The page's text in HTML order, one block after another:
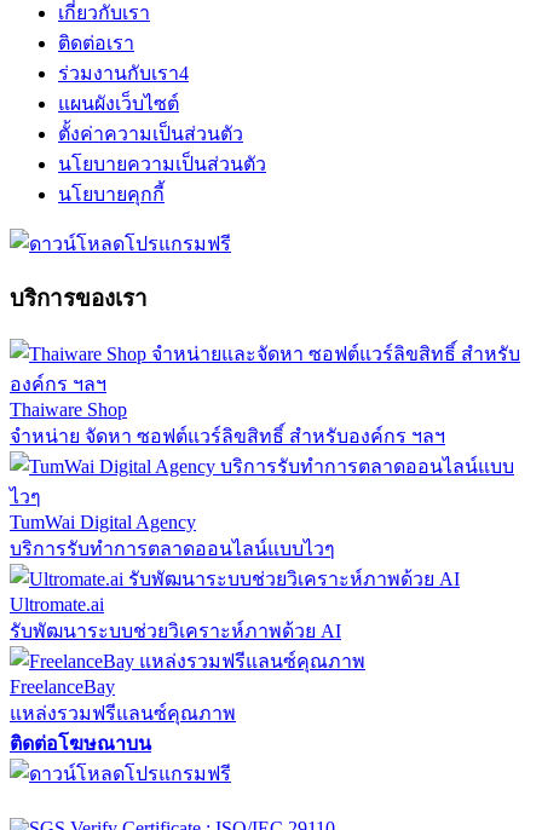
เกี่ยวกับเรา
ติดต่อเรา
ร่วมงานกับเรา4
แผนผังเว็บไซต์
ตั้งค่าความเป็นส่วนตัว
นโยบายความเป็นส่วนตัว
นโยบายคุกกี้
บริการของเรา
Thaiware Shop
จำหน่าย จัดหา ซอฟต์แวร์ลิขสิทธิ์ สำหรับองค์กร ฯลฯ
TumWai Digital Agency
บริการรับทำการตลาดออนไลน์แบบไวๆ
Ultromate.ai
รับพัฒนาระบบช่วยวิเคราะห์ภาพด้วย AI
FreelanceBay
แหล่งรวมฟรีแลนซ์คุณภาพ
ติดต่อโฆษณาบน